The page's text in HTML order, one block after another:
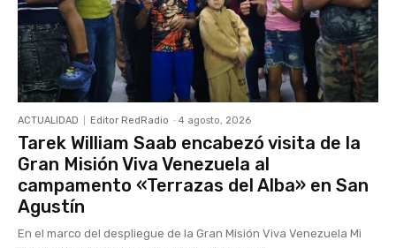
ACTUALIDAD Editor RedRadio - 4 agosto, 2026
Tarek William Saab encabezó visita de la
Gran Misión Viva Venezuela al
campamento «Terrazas del Alba» en San
Agustín
En el marco del despliegue de la Gran Misión Viva Venezuela Mi